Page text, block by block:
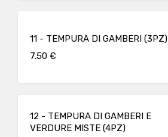
11 - TEMPURA DI GAMBERI (3PZ)
7.50 €
12 - TEMPURA DI GAMBERI E
VERDURE MISTE (4PZ)